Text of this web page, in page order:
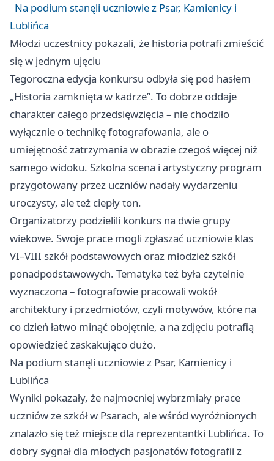
Na podium stanęli uczniowie z Psar, Kamienicy i
Lublińca
Młodzi uczestnicy pokazali, że historia potrafi zmieścić
się w jednym ujęciu
Tegoroczna edycja konkursu odbyła się pod hasłem
„Historia zamknięta w kadrze”. To dobrze oddaje
charakter całego przedsięwzięcia – nie chodziło
wyłącznie o technikę fotografowania, ale o
umiejętność zatrzymania w obrazie czegoś więcej niż
samego widoku. Szkolna scena i artystyczny program
przygotowany przez uczniów nadały wydarzeniu
uroczysty, ale też ciepły ton.
Organizatorzy podzielili konkurs na dwie grupy
wiekowe. Swoje prace mogli zgłaszać uczniowie klas
VI–VIII szkół podstawowych oraz młodzież szkół
ponadpodstawowych. Tematyka też była czytelnie
wyznaczona – fotografowie pracowali wokół
architektury i przedmiotów, czyli motywów, które na
co dzień łatwo minąć obojętnie, a na zdjęciu potrafią
opowiedzieć zaskakująco dużo.
Na podium stanęli uczniowie z Psar, Kamienicy i
Lublińca
Wyniki pokazały, że najmocniej wybrzmiały prace
uczniów ze szkół w Psarach, ale wśród wyróżnionych
znalazło się też miejsce dla reprezentantki Lublińca. To
dobry sygnał dla młodych pasjonatów fotografii z